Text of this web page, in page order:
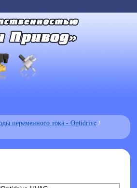
переменного тока - Optidrive /